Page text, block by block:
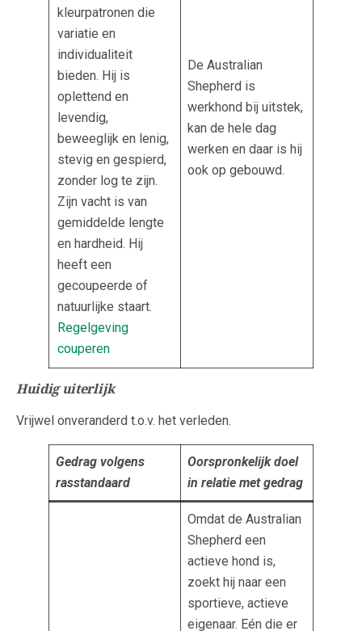
kleurpatronen die
variatie en
individualiteit
bieden. Hij is
oplettend en
levendig,
beweeglijk en lenig,
stevig en gespierd,
zonder log te zijn.
Zijn vacht is van
gemiddelde lengte
en hardheid. Hij
heeft een
gecoupeerde of
natuurlijke staart.
Regelgeving
couperen
De Australian
Shepherd is
werkhond bij uitstek,
kan de hele dag
werken en daar is hij
ook op gebouwd.
Huidig uiterlijk
Vrijwel onveranderd t.o.v. het verleden.
Gedrag volgens
rasstandaard
Oorspronkelijk doel
in relatie met gedrag
Omdat de Australian
Shepherd een
actieve hond is,
zoekt hij naar een
sportieve, actieve
eigenaar. Eén die er